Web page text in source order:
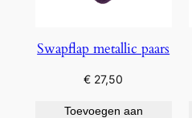
Swapflap metallic paars
€ 27,50
Toevoegen aan